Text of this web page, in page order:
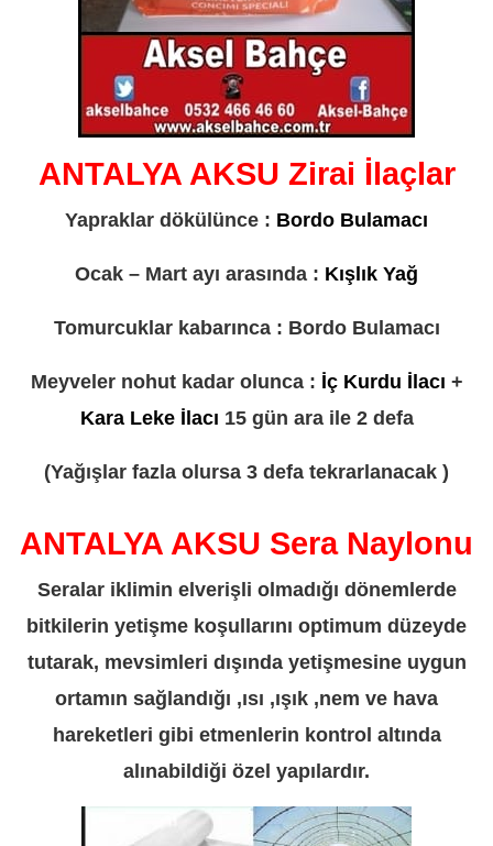
ANTALYA AKSU Zirai İlaçlar
Yapraklar dökülünce : Bordo Bulamacı
Ocak – Mart ayı arasında : Kışlık Yağ
Tomurcuklar kabarınca : Bordo Bulamacı
Meyveler nohut kadar olunca : İç Kurdu İlacı +
Kara Leke İlacı 15 gün ara ile 2 defa
(Yağışlar fazla olursa 3 defa tekrarlanacak )
ANTALYA AKSU Sera Naylonu
Seralar iklimin elverişli olmadığı dönemlerde
bitkilerin yetişme koşullarını optimum düzeyde
tutarak, mevsimleri dışında yetişmesine uygun
ortamın sağlandığı ,ısı ,ışık ,nem ve hava
hareketleri gibi etmenlerin kontrol altında
alınabildiği özel yapılardır.